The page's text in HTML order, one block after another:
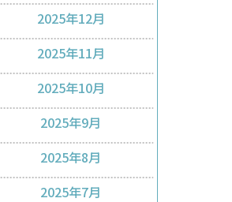
2025年12月
2025年11月
2025年10月
2025年9月
2025年8月
2025年7月